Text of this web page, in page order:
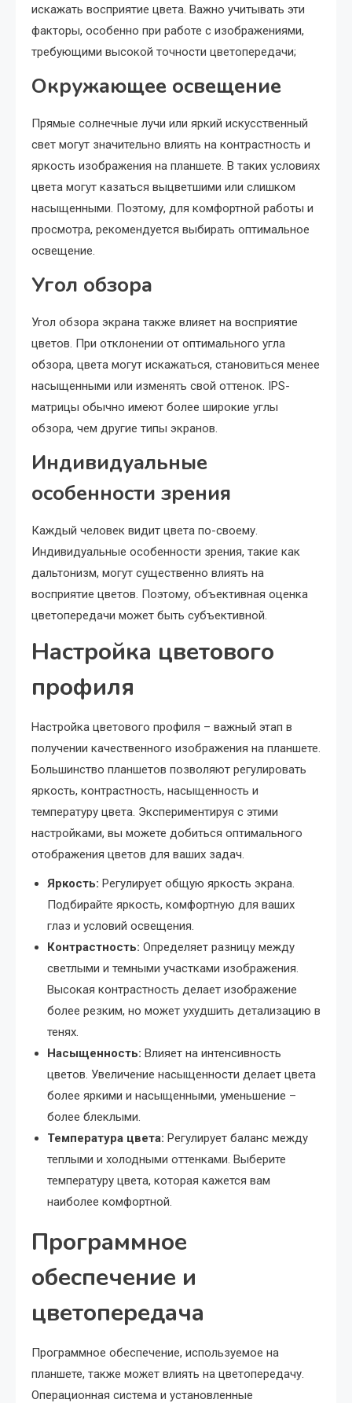
искажать восприятие цвета. Важно учитывать эти
факторы, особенно при работе с изображениями,
требующими высокой точности цветопередачи;
Окружающее освещение
Прямые солнечные лучи или яркий искусственный
свет могут значительно влиять на контрастность и
яркость изображения на планшете. В таких условиях
цвета могут казаться выцветшими или слишком
насыщенными. Поэтому, для комфортной работы и
просмотра, рекомендуется выбирать оптимальное
освещение.
Угол обзора
Угол обзора экрана также влияет на восприятие
цветов. При отклонении от оптимального угла
обзора, цвета могут искажаться, становиться менее
насыщенными или изменять свой оттенок. IPS-
матрицы обычно имеют более широкие углы
обзора, чем другие типы экранов.
Индивидуальные
особенности зрения
Каждый человек видит цвета по-своему.
Индивидуальные особенности зрения, такие как
дальтонизм, могут существенно влиять на
восприятие цветов. Поэтому, объективная оценка
цветопередачи может быть субъективной.
Настройка цветового
профиля
Настройка цветового профиля – важный этап в
получении качественного изображения на планшете.
Большинство планшетов позволяют регулировать
яркость, контрастность, насыщенность и
температуру цвета. Экспериментируя с этими
настройками, вы можете добиться оптимального
отображения цветов для ваших задач.
Яркость: Регулирует общую яркость экрана.
Подбирайте яркость, комфортную для ваших
глаз и условий освещения.
Контрастность: Определяет разницу между
светлыми и темными участками изображения.
Высокая контрастность делает изображение
более резким, но может ухудшить детализацию в
тенях.
Насыщенность: Влияет на интенсивность
цветов. Увеличение насыщенности делает цвета
более яркими и насыщенными, уменьшение –
более блеклыми.
Температура цвета: Регулирует баланс между
теплыми и холодными оттенками. Выберите
температуру цвета, которая кажется вам
наиболее комфортной.
Программное
обеспечение и
цветопередача
Программное обеспечение, используемое на
планшете, также может влиять на цветопередачу.
Операционная система и установленные